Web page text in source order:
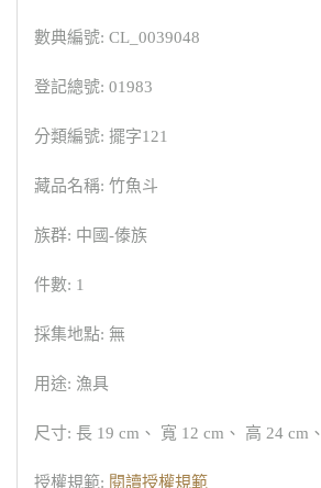
數典編號: CL_0039048
登記總號: 01983
分類編號: 擺字121
藏品名稱: 竹魚斗
族群: 中國-傣族
件數: 1
採集地點: 無
用途: 漁具
尺寸: 長 19 cm、 寬 12 cm、 高 24 cm、
授權規範: 閱讀授權規範